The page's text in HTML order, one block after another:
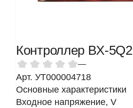
Контроллер BX-5Q2
—
Арт. УТ000004718
Основные характеристики
Входное напряжение, V